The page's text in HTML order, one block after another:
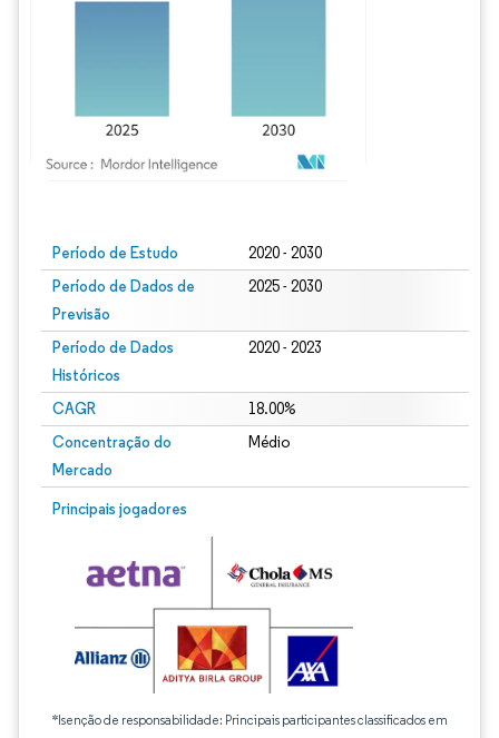
Período de Estudo 2020 - 2030
Período de Dados de
Previsão
2025 - 2030
Período de Dados
Históricos
2020 - 2023
CAGR 18.00%
Concentração do
Mercado
Médio
Principais jogadores
*Isenção de responsabilidade: Principais participantes classificados em